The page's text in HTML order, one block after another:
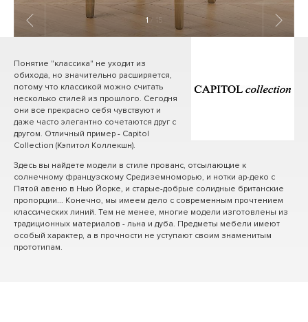
1 / 15
Понятие "классика" не уходит из
обихода, но значительно расширяется,
потому что классикой можно считать
несколько стилей из прошлого. Сегодня
они все прекрасно себя чувствуют и
даже часто элегантно сочетаются друг с
другом. Отличный пример - Capitol
Collection (Кэпитол Коллекшн).
Здесь вы найдете модели в стиле прованс, отсылающие к
солнечному французскому Средиземноморью, и нотки ар-деко с
Пятой авеню в Нью Йорке, и старые-добрые солидные британские
пропорции... Конечно, мы имеем дело с современным прочтением
классических линий. Тем не менее, многие модели изготовлены из
традиционных материалов - льна и дуба. Предметы мебели имеют
особый характер, а в прочности не уступают своим знаменитым
прототипам.